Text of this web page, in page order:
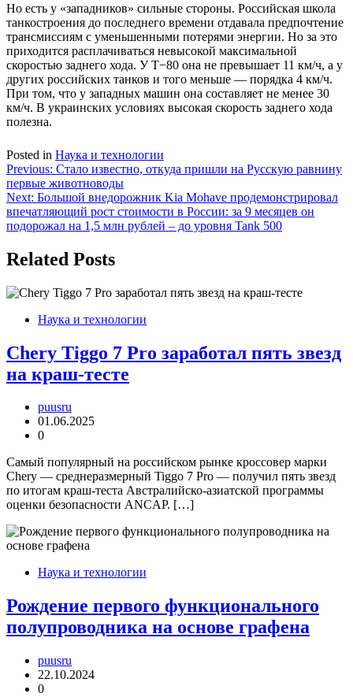
Но есть у «западников» сильные стороны. Российская школа
танкостроения до последнего времени отдавала предпочтение
трансмиссиям с уменьшенными потерями энергии. Но за это
приходится расплачиваться невысокой максимальной
скоростью заднего хода. У Т−80 она не превышает 11 км/ч, а у
других российских танков и того меньше — порядка 4 км/ч.
При том, что у западных машин она составляет не менее 30
км/ч. В украинских условиях высокая скорость заднего хода
полезна.
Posted in Наука и технологии
Навигация
по
записям
Previous: Стало известно, откуда пришли на Русскую равнину
первые животноводы
Next: Большой внедорожник Kia Mohave продемонстрировал
впечатляющий рост стоимости в России: за 9 месяцев он
подорожал на 1,5 млн рублей – до уровня Tank 500
Related Posts
Наука и технологии
Chery Tiggo 7 Pro заработал пять звезд
на краш-тесте
puusru
01.06.2025
0
Cамый популярный на российском рынке кроссовер марки
Chery — среднеразмерный Tiggo 7 Pro — получил пять звезд
по итогам краш-теста Австралийско-азиатской программы
оценки безопасности ANCAP. […]
Наука и технологии
Рождение первого функционального
полупроводника на основе графена
puusru
22.10.2024
0